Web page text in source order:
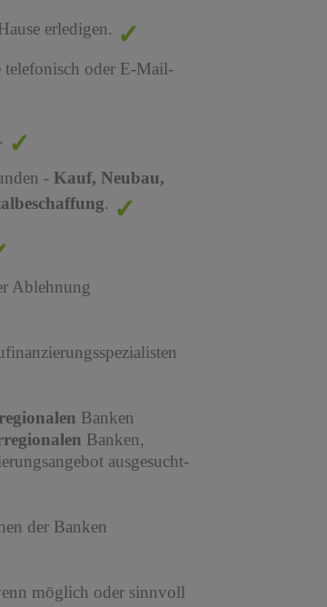
erledigen.
telefonisch oder E-Mail-
- Kauf, Neubau,
.
Ablehnung
regionalen Banken
Banken,
ausgesucht-
der Banken
möglich oder sinnvoll